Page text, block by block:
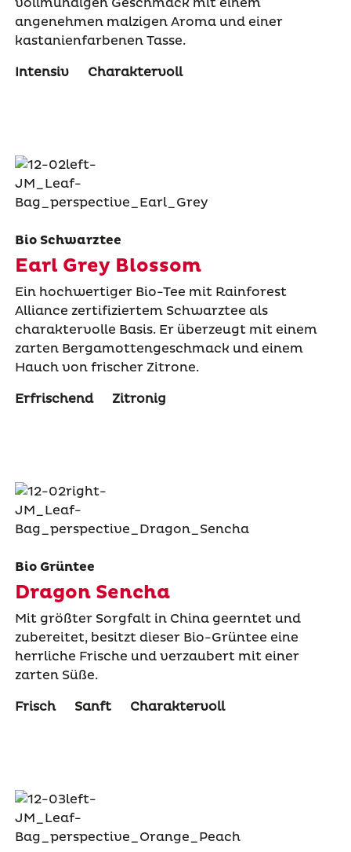
angenehmen malzigen Aroma und einer
kastanienfarbenen Tasse.
Intensiv
Charaktervoll
Bio Schwarztee
Earl Grey Blossom
Ein hochwertiger Bio-Tee mit Rainforest
Alliance zertifiziertem Schwarztee als
charaktervolle Basis. Er überzeugt mit einem
zarten Bergamottengeschmack und einem
Hauch von frischer Zitrone.
Erfrischend
Zitronig
Bio Grüntee
Dragon Sencha
Mit größter Sorgfalt in China geerntet und
zubereitet, besitzt dieser Bio-Grüntee eine
herrliche Frische und verzaubert mit einer
zarten Süße.
Frisch
Sanft Charaktervoll